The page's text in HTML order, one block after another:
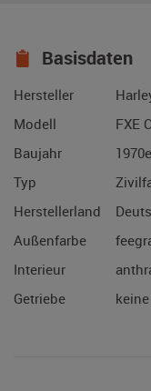
Basisdaten
Hersteller
Modell
FXE
Baujahr
Typ
Herstellerland
Außenfarbe
Interieur
Getriebe